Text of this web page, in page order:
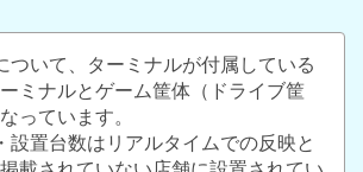
ついて、ターミナルが付属している
ミナルとゲーム筐体（ドライブ筐
っています。
設置台数はリアルタイムでの反映と